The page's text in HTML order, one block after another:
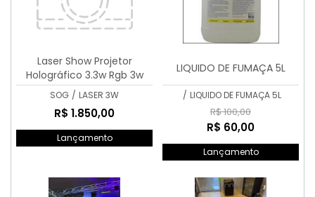
Laser Show Projetor
Holográfico 3.3w Rgb 3w
Dmx Profissional
SOG / LASER 3W
R$ 1.850,00
Lançamento
LIQUIDO DE FUMAÇA 5L
/ LIQUIDO DE FUMAÇA 5L
R$ 100,00
R$ 60,00
Lançamento